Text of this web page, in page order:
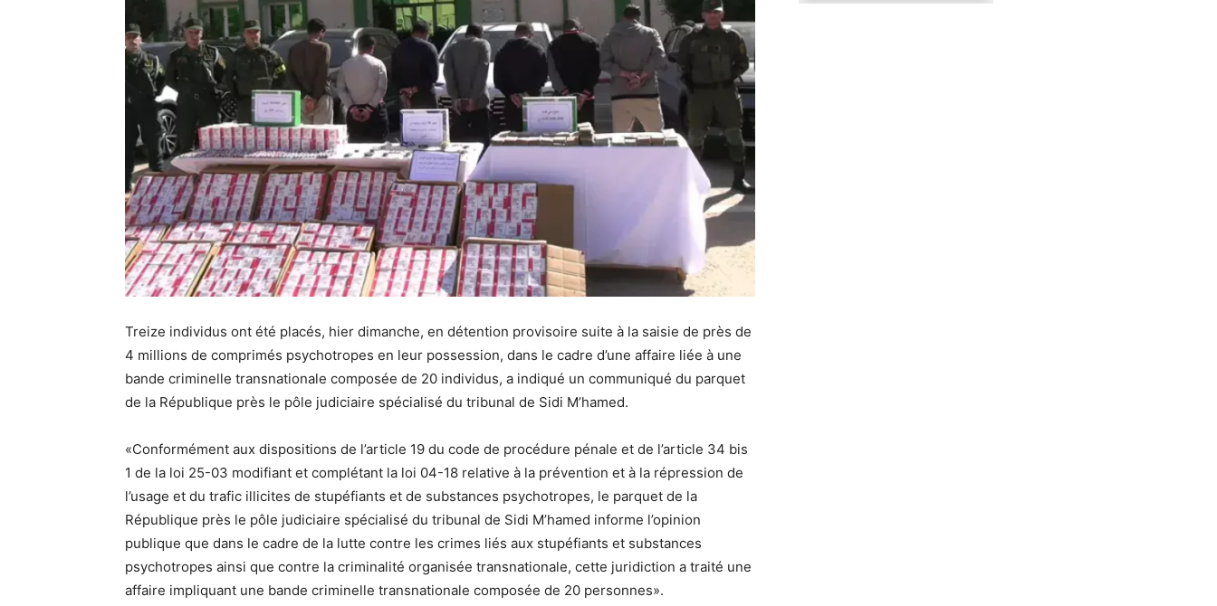
Treize individus ont été placés, hier dimanche, en détention provisoire suite à la saisie de près de
4 millions de comprimés psychotropes en leur possession, dans le cadre d’une affaire liée à une
bande criminelle transnationale composée de 20 individus, a indiqué un communiqué du parquet
de la République près le pôle judiciaire spécialisé du tribunal de Sidi M’hamed.
«Conformément aux dispositions de l’article 19 du code de procédure pénale et de l’article 34 bis
1 de la loi 25-03 modifiant et complétant la loi 04-18 relative à la prévention et à la répression de
l’usage et du trafic illicites de stupéfiants et de substances psychotropes, le parquet de la
République près le pôle judiciaire spécialisé du tribunal de Sidi M’hamed informe l’opinion
publique que dans le cadre de la lutte contre les crimes liés aux stupéfiants et substances
psychotropes ainsi que contre la criminalité organisée transnationale, cette juridiction a traité une
affaire impliquant une bande criminelle transnationale composée de 20 personnes».